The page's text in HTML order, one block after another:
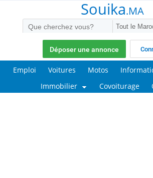
Souika.MA
Déposer une annonce
Emploi Voitures Motos
Immobilier
Covoiturage